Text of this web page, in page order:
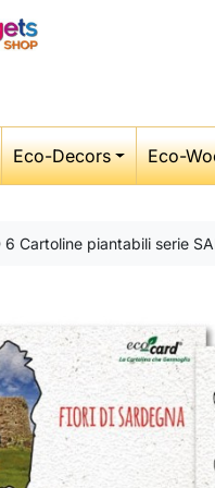
Eco-Decors Eco-
6 Cartoline piantabili serie